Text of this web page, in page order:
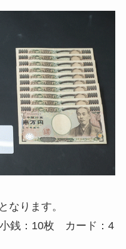
なります。
銭：10枚 カード：4